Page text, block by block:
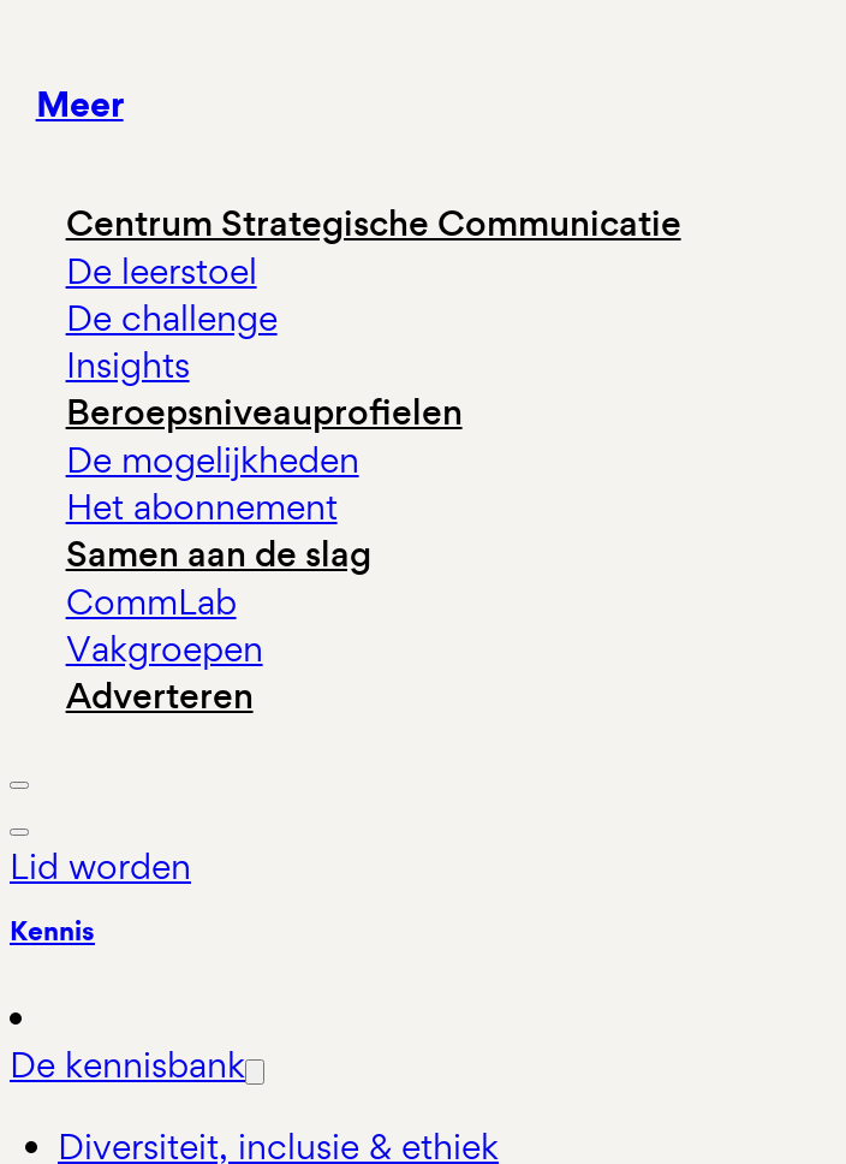
Meer
Centrum Strategische Communicatie
De leerstoel
De challenge
Insights
Beroepsniveauprofielen
De mogelijkheden
Het abonnement
Samen aan de slag
CommLab
Vakgroepen
Adverteren
Lid worden
Kennis
De kennisbank
Diversiteit, inclusie & ethiek